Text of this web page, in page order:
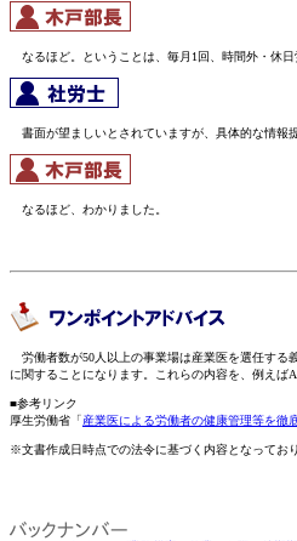
なるほど。ということは、毎月1回、時間外・休
書面が望ましいとされていますが、具体的な情報
なるほど、わかりました。
労働者数が50人以上の事業場は産業医を選任する
に関することになります。これらの内容を、例えば
■参考リンク
厚生労働省「産業医による労働者の健康管理等を徹
※文書作成日時点での法令に基づく内容となっており